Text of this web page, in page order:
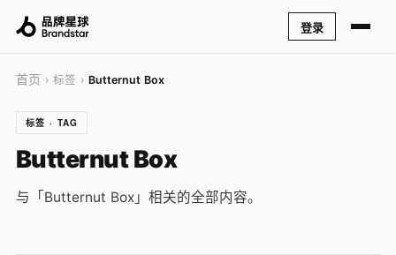
登录
首页 › 标签 › Butternut Box
标签 · TAG
Butternut Box
与「Butternut Box」相关的全部内容。